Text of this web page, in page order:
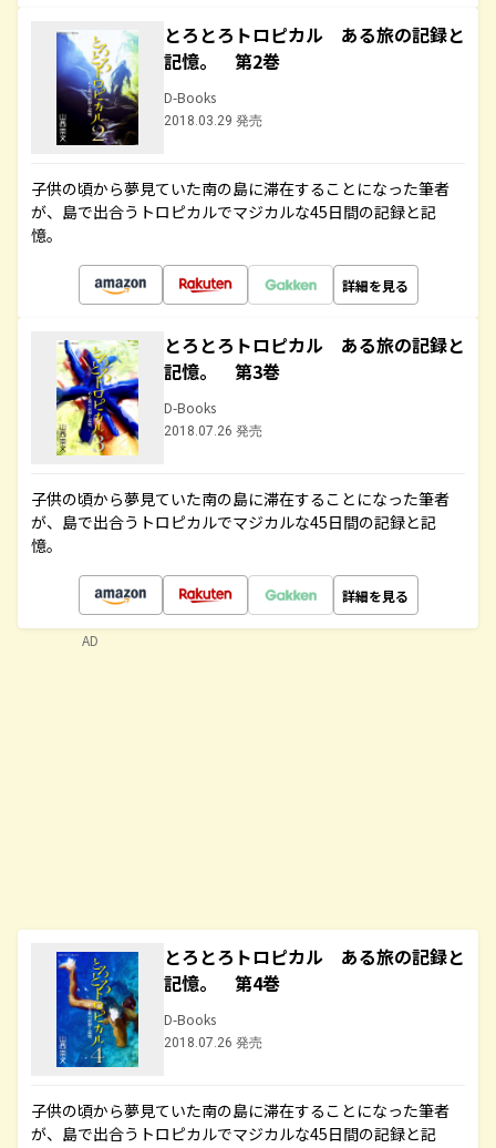
とろとろトロピカル ある旅の記録と
記憶。 第2巻
D-Books
2018.03.29 発売
子供の頃から夢見ていた南の島に滞在することになった筆者
が、島で出合うトロピカルでマジカルな45日間の記録と記
憶。
詳細を見る
とろとろトロピカル ある旅の記録と
記憶。 第3巻
D-Books
2018.07.26 発売
子供の頃から夢見ていた南の島に滞在することになった筆者
が、島で出合うトロピカルでマジカルな45日間の記録と記
憶。
詳細を見る
とろとろトロピカル ある旅の記録と
記憶。 第4巻
D-Books
2018.07.26 発売
子供の頃から夢見ていた南の島に滞在することになった筆者
が、島で出合うトロピカルでマジカルな45日間の記録と記
AD